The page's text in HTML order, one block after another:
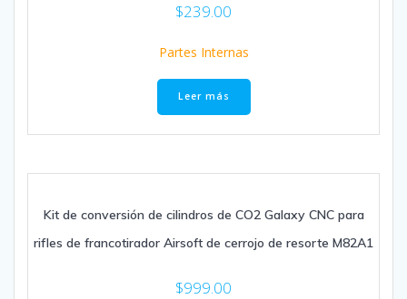
$239.00
Partes Internas
Leer más
Kit de conversión de cilindros de CO2 Galaxy CNC para
rifles de francotirador Airsoft de cerrojo de resorte M82A1
$999.00